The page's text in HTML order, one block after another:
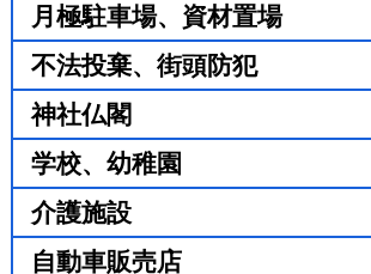
月極駐車場、資材置場
不法投棄、街頭防犯
神社仏閣
学校、幼稚園
介護施設
自動車販売店